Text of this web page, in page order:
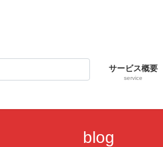
サービス概要
service
blog